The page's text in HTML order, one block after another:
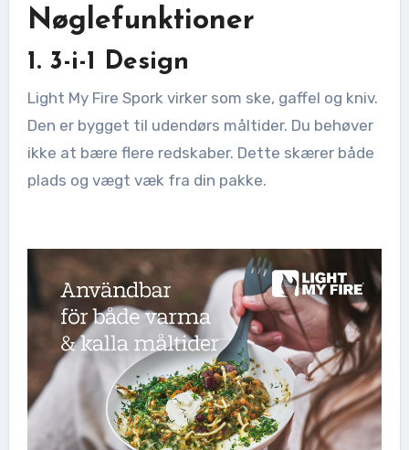
Nøglefunktioner
1. 3-i-1 Design
Light My Fire Spork virker som ske, gaffel og kniv.
Den er bygget til udendørs måltider. Du behøver
ikke at bære flere redskaber. Dette skærer både
plads og vægt væk fra din pakke.